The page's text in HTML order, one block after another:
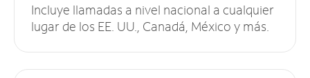
Incluye llamadas a nivel nacional a cualquier
lugar de los EE. UU., Canadá, México y más.